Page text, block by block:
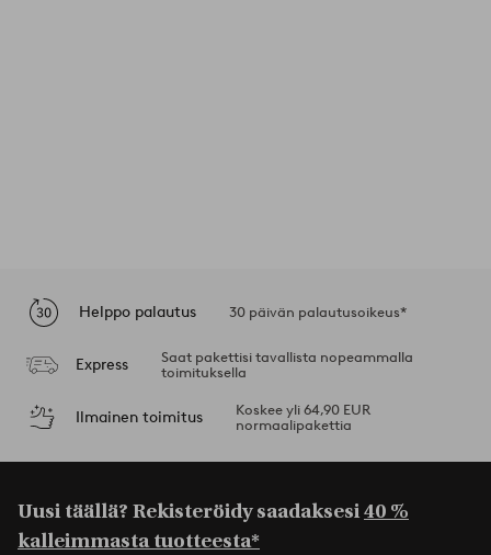
Helppo palautus 30 päivän palautusoikeus*
Express
Saat pakettisi tavallista nopeammalla
toimituksella
Ilmainen toimitus
Koskee yli 64,90 EUR
normaalipakettia
Uusi täällä? Rekisteröidy saadaksesi40 %
kalleimmasta tuotteesta*